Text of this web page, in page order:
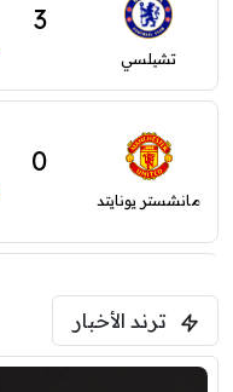
تشيلسي
3
مانشستر يونايتد
0
فرينتسفاروشي
ترند الأخبار